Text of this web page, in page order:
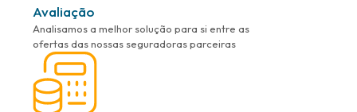
Avaliação
Analisamos a melhor solução para si entre as
ofertas das nossas seguradoras parceiras